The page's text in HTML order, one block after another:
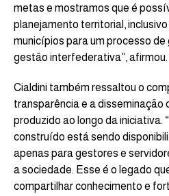
metas e mostramos que é
planejamento territorial,
municípios para um processo
gestão interfederativa”, afirmou.
Cialdini também ressaltou o
transparência e a disseminação
produzido ao longo da iniciativa.
construído está sendo
apenas para gestores e
a sociedade. Esse é o legado
compartilhar conhecimento e